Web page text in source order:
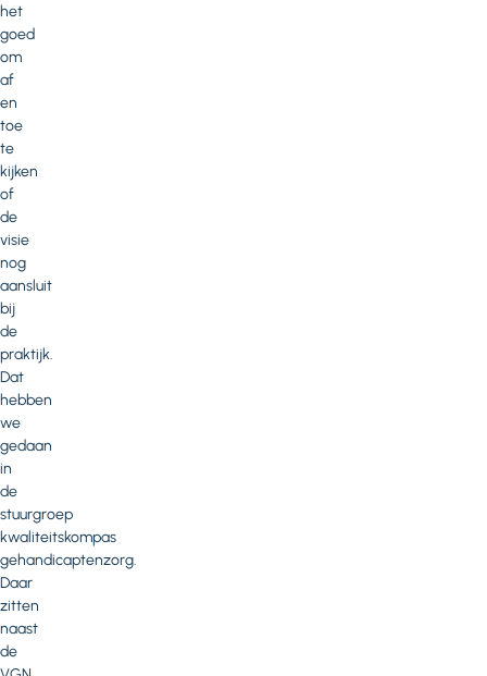
het
goed
om
af
en
toe
te
kijken
of
de
visie
nog
aansluit
bij
de
praktijk.
Dat
hebben
we
gedaan
in
de
stuurgroep
kwaliteitskompas
gehandicaptenzorg.
Daar
zitten
naast
de